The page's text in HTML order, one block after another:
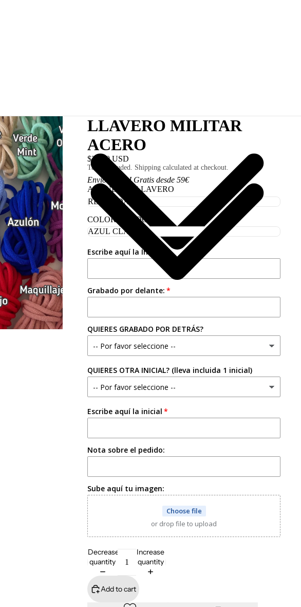
LLAVERO MILITAR
ACERO
$30.00 USD
Taxes included. Shipping calculated at checkout.
Envío 3,50€ I Gratis desde 59€
ARANDELA LLAVERO
COLOR CORDÓN
Escribe aquí la Inicial:
Grabado por delante:
QUIERES GRABADO POR DETRÁS?
QUIERES OTRA INICIAL? (lleva incluida 1 inicial)
Escribe aquí la inicial
Nota sobre el pedido:
Sube aquí tu imagen:
Choose file
or drop file to upload
Decrease
quantity
Increase
quantity
Add to cart